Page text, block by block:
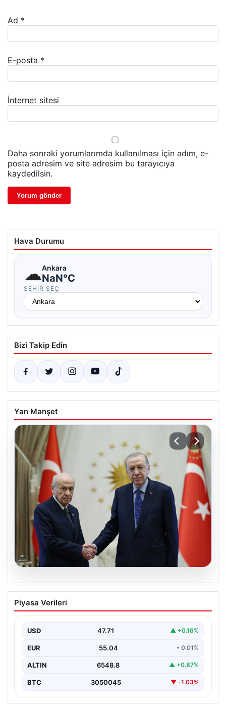
Ad *
E-posta *
İnternet sitesi
Daha sonraki yorumlarımda kullanılması için adım, e-
posta adresim ve site adresim bu tarayıcıya
kaydedilsin.
Hava Durumu
☁Ankara
NaN°C
ŞEHIR SEÇ
Bizi Takip Edin
Yan Manşet
Cumhurbaşkanı Erdoğan, Devlet
Bahçeli ile görüştü
Piyasa Verileri
USD 47.71 ▲ +0.16%
EUR 55.04 • 0.01%
ALTIN 6548.8 ▲ +0.87%
BTC 3050045 ▼ -1.03%